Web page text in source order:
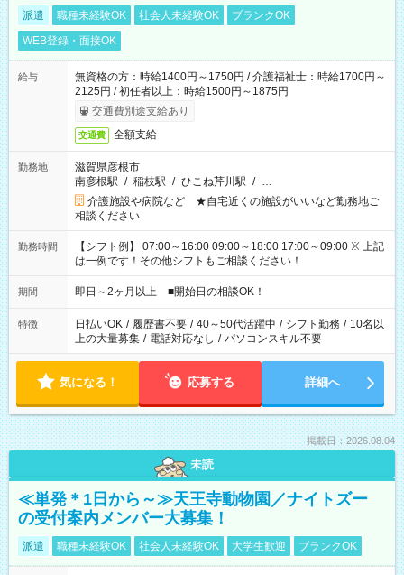
派遣 職種未経験OK 社会人未経験OK
ブランクOK
WEB登録・面接OK
給与
無資格の方：時給1400円～1750円 / 介護福祉士：時給1700円～
2125円 / 初任者以上：時給1500円～1875円
交通費別途支給あり
交通費 全額支給
勤務地
滋賀県彦根市
南彦根駅 / 稲枝駅 / ひこね芹川駅 / …
介護施設や病院など ★自宅近くの施設がいいなど勤務地ご
相談ください
勤務時間
【シフト例】 07:00～16:00 09:00～18:00 17:00～09:00 ※ 上記
は一例です！その他シフトもご相談ください！
期間 即日～2ヶ月以上 ■開始日の相談OK！
特徴 日払いOK / 履歴書不要 / 40～50代活躍中 / シフト勤務 / 10名以
上の大量募集 / 電話対応なし / パソコンスキル不要
気になる！ 応募する 詳細へ
掲載日：2026.08.04
未読
≪単発＊1日から～≫天王寺動物園／ナイトズー
の受付案内メンバー大募集！
派遣 職種未経験OK 社会人未経験OK 大学生歓迎 ブランクOK